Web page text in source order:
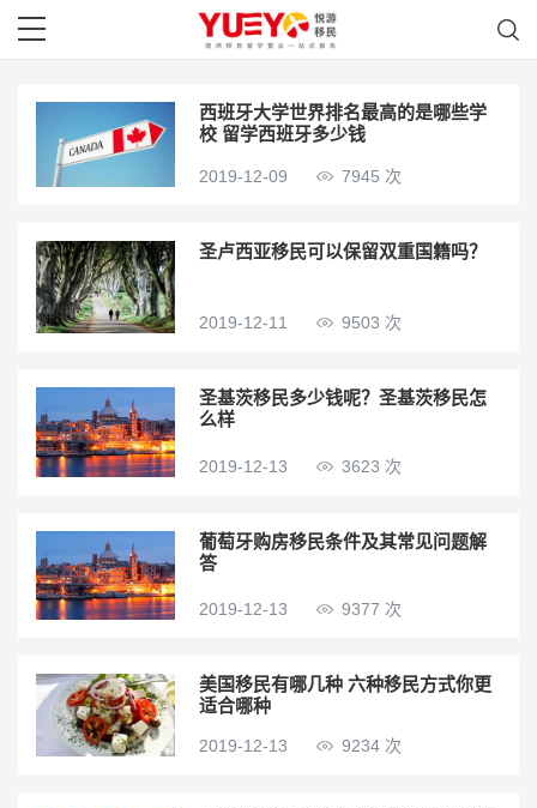
西班牙大学世界排名最高的是哪些学
校 留学西班牙多少钱
2019-12-09 7945 次
圣卢西亚移民可以保留双重国籍吗？
2019-12-11 9503 次
圣基茨移民多少钱呢？圣基茨移民怎
么样
2019-12-13 3623 次
葡萄牙购房移民条件及其常见问题解
答
2019-12-13 9377 次
美国移民有哪几种 六种移民方式你更
适合哪种
2019-12-13 9234 次